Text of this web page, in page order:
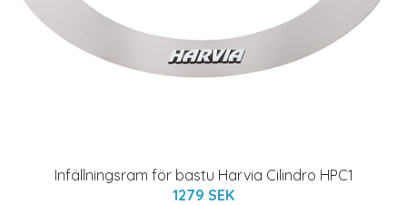
Infällningsram för bastu Harvia Cilindro HPC1
1279 SEK